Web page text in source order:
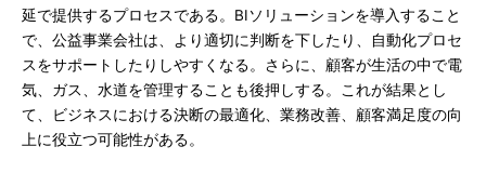
延で提供するプロセスである。BIソリューションを導入すること
で、公益事業会社は、より適切に判断を下したり、自動化プロセ
スをサポートしたりしやすくなる。さらに、顧客が生活の中で電
気、ガス、水道を管理することも後押しする。これが結果とし
て、ビジネスにおける決断の最適化、業務改善、顧客満足度の向
上に役立つ可能性がある。